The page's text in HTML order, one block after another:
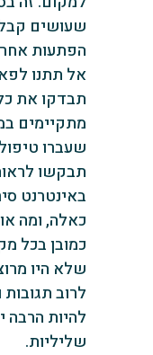
שעושים
הפתעות
‏אל תתנו
תבדקו את
מתקיימים
שעברו
תבקשו
באינטרנט
כאלה, ומה
‏כמובן בכל
שלא היו
לרוב
להיות הרבה
שליליות.